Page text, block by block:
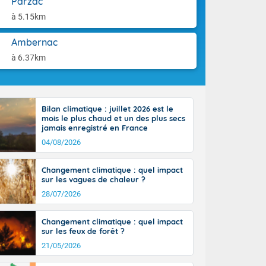
à 5.15km
Ambernac
à 6.37km
nord-
les rafales
vers le
jusqu'à
degrés sur
Bilan climatique : juillet 2026 est le
mois le plus chaud et un des plus secs
jamais enregistré en France
04/08/2026
Changement climatique : quel impact
sur les vagues de chaleur ?
28/07/2026
Changement climatique : quel impact
sur les feux de forêt ?
21/05/2026